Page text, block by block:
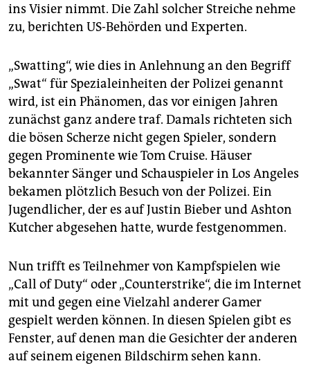
ins Visier nimmt. Die Zahl solcher Streiche nehme
zu, berichten US-Behörden und Experten.
„Swatting“, wie dies in Anlehnung an den Begriff
„Swat“ für Spezialeinheiten der Polizei genannt
wird, ist ein Phänomen, das vor einigen Jahren
zunächst ganz andere traf. Damals richteten sich
die bösen Scherze nicht gegen Spieler, sondern
gegen Prominente wie Tom Cruise. Häuser
bekannter Sänger und Schauspieler in Los Angeles
bekamen plötzlich Besuch von der Polizei. Ein
Jugendlicher, der es auf Justin Bieber und Ashton
Kutcher abgesehen hatte, wurde festgenommen.
Nun trifft es Teilnehmer von Kampfspielen wie
„Call of Duty“ oder „Counterstrike“, die im Internet
mit und gegen eine Vielzahl anderer Gamer
gespielt werden können. In diesen Spielen gibt es
Fenster, auf denen man die Gesichter der anderen
auf seinem eigenen Bildschirm sehen kann.